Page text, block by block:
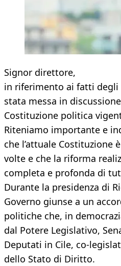
Signor direttore,
in riferimento ai fatti
stata messa in
Costituzione politica
Riteniamo importante e
che l’attuale Costituzione
volte e che la riforma
completa e profonda di
Durante la presidenza di
Governo giunse a un
politiche che, in
dal Potere Legislativo,
Deputati in Cile, co-
dello Stato di Diritto.